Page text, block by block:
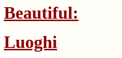
Beautiful:
Luoghi